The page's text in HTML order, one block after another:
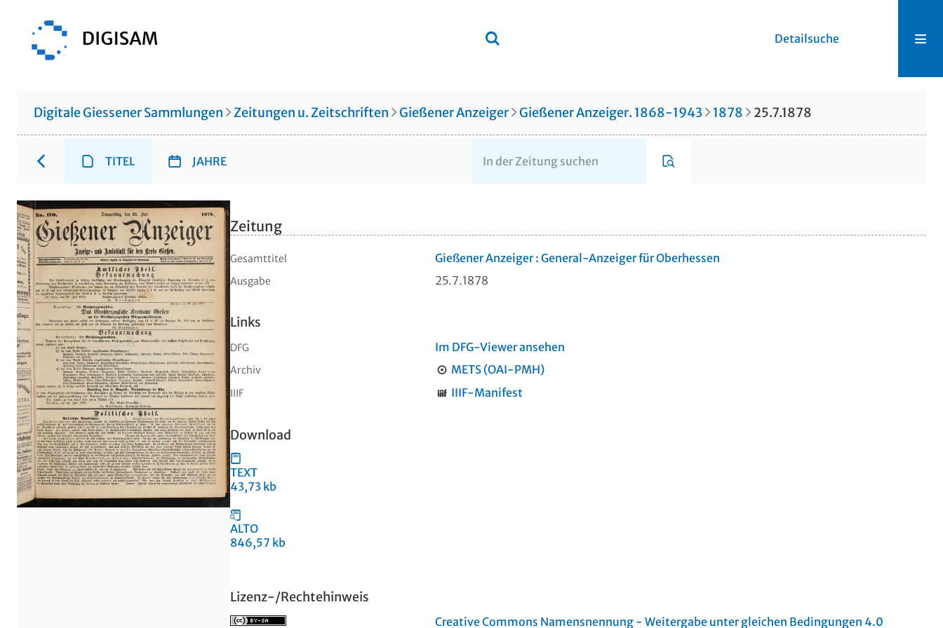
Detailsuche
Digitale Giessener Sammlungen Zeitungen u. Zeitschriften Gießener Anzeiger Gießener Anzeiger. 1868-1943 1878 25.7.1878
TITEL JAHRE
Zeitung
Gesamttitel Gießener Anzeiger : General-Anzeiger für Oberhessen
Ausgabe 25.7.1878
Links
DFG Im DFG-Viewer ansehen
Archiv METS (OAI-PMH)
IIIF IIIF-Manifest
Download
TEXT
43,73 kb
ALTO
846,57 kb
Lizenz-/Rechtehinweis
Creative Commons Namensnennung - Weitergabe unter gleichen Bedingungen 4.0